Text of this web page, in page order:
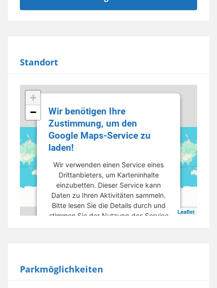
Standort
+
−
Leaflet
Wir benötigen Ihre
Zustimmung, um den
Google Maps-Service zu
laden!
Wir verwenden einen Service eines
Drittanbieters, um Karteninhalte
einzubetten. Dieser Service kann
Daten zu Ihren Aktivitäten sammeln.
Bitte lesen Sie die Details durch und
stimmen Sie der Nutzung des Service
Parkmöglichkeiten